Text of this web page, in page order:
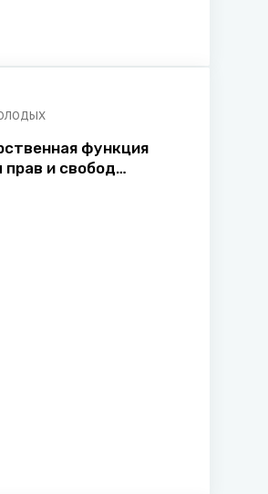
функция
и свобод